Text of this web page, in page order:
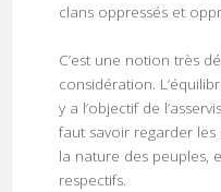
clans oppressés et
C’est une notion très
considération.
y a l’objectif de
faut savoir regarder les
la nature des peuples,
respectifs.